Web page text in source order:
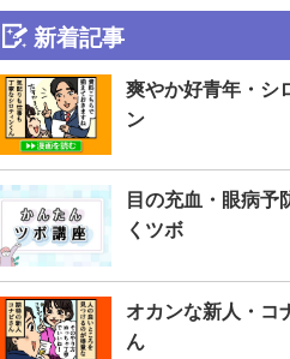
新着記事
爽やか好青年・シ
ン
目の充血・眼病予
くツボ
オカンな新人・コ
ん